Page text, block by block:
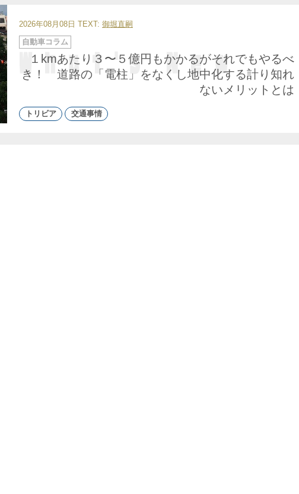
2026年08月08日 TEXT: 御堀直嗣
１kmあたり３〜５億円もかかるがそれでもやるべ
き！ 道路の「電柱」をなくし地中化する計り知れ
ないメリットとは
カ
テ
自動車コラム
トリビア 交通事情